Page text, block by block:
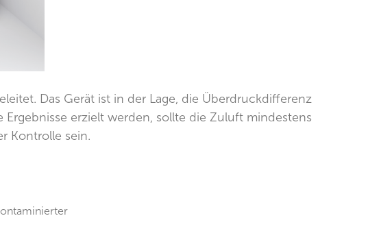
Das Gerät ist in der Lage, die Überdruckdifferenz
erzielt werden, sollte die Zuluft mindestens
Kontrolle sein.